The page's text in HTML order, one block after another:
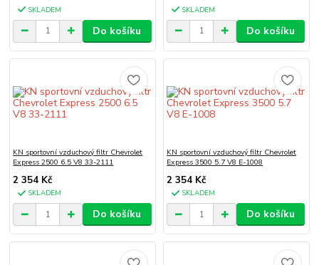
SKLADEM
Do košíku
SKLADEM
Do košíku
KN sportovní vzduchový filtr Chevrolet
Express 2500 6.5 V8 33-2111
2 354 Kč
SKLADEM
Do košíku
KN sportovní vzduchový filtr Chevrolet
Express 3500 5.7 V8 E-1008
2 354 Kč
SKLADEM
Do košíku